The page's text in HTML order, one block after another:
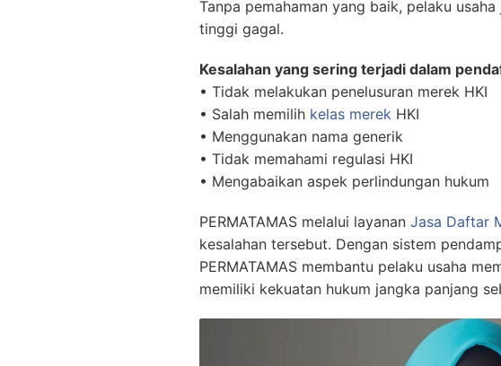
Tanpa pemahaman yang baik, pelaku
tinggi gagal.
Kesalahan yang sering terjadi dalam
• Tidak melakukan penelusuran merek HKI
• Salah memilih kelas merek HKI
• Menggunakan nama generik
• Tidak memahami regulasi HKI
• Mengabaikan aspek perlindungan hukum
PERMATAMAS melalui layanan Jasa Daftar
kesalahan tersebut. Dengan sistem
PERMATAMAS membantu pelaku usaha
memiliki kekuatan hukum jangka panjang